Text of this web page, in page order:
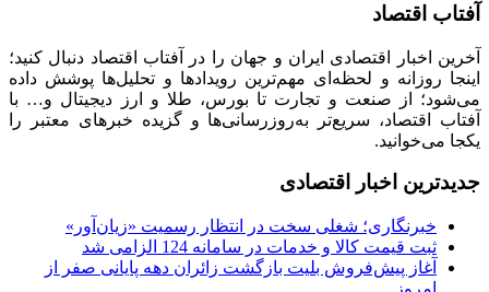
آفتاب اقتصاد
آخرین اخبار اقتصادی ایران و جهان را در آفتاب اقتصاد دنبال کنید؛
اینجا روزانه و لحظه‌ای مهم‌ترین رویدادها و تحلیل‌ها پوشش داده
می‌شود؛ از صنعت و تجارت تا بورس، طلا و ارز دیجیتال و… با
آفتاب اقتصاد، سریع‌تر به‌روزرسانی‌ها و گزیده خبرهای معتبر را
یکجا می‌خوانید.
جدیدترین اخبار اقتصادی
خبرنگاری؛ شغلی سخت در انتظار رسمیت «زیان‌آور»
ثبت قیمت کالا و خدمات در سامانه 124 الزامی شد
آغاز پیش‌فروش بلیت بازگشت زائران دهه پایانی صفر از
امروز